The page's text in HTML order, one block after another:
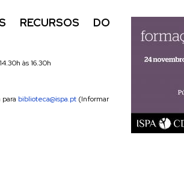
RECURSOS DO
às 16.30h
biblioteca@ispa.pt (Informar